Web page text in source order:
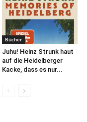
Bücher
Juhu! Heinz Strunk haut
auf die Heidelberger
Kacke, dass es nur...